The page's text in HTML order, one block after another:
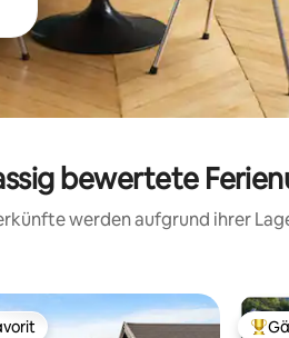
bewertete
werden aufgrund ihrer